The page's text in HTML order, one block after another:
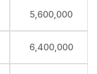
5,600,000
6,400,000